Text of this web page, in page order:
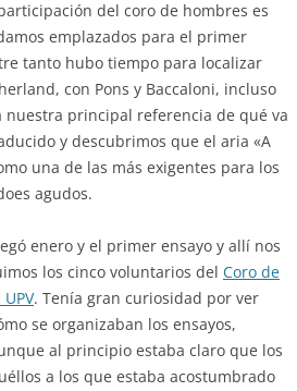
del coro de hombres es
emplazados para el primer
tanto hubo tiempo para localizar
con Pons y Baccaloni, incluso
nuestra principal referencia de qué va
y descubrimos que el aria «A
una de las más exigentes para los
agudos.
enero y el primer ensayo y allí nos
los cinco voluntarios del Coro de
UPV. Tenía gran curiosidad por ver
se organizaban los ensayos,
al principio estaba claro que los
a los que estaba acostumbrado